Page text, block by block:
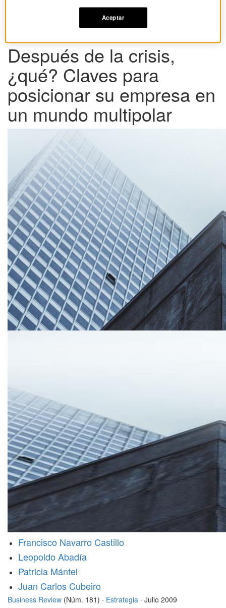
Revistas Harvard Deusto
Estrategia
Después de la crisis, ¿qué? Claves para posicionar su
empresa en un mundo multipolar
Después de la crisis,
¿qué? Claves para
posicionar su empresa en
un mundo multipolar
Francisco Navarro Castillo
Leopoldo Abadía
Patricia Mántel
Juan Carlos Cubeiro
Business Review (Núm. 181) · Estrategia · Julio 2009
Aceptar